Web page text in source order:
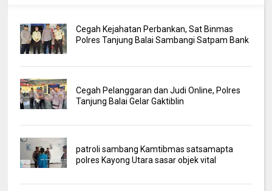
Cegah Kejahatan Perbankan, Sat Binmas
Polres Tanjung Balai Sambangi Satpam Bank
Cegah Pelanggaran dan Judi Online, Polres
Tanjung Balai Gelar Gaktiblin
patroli sambang Kamtibmas satsamapta
polres Kayong Utara sasar objek vital